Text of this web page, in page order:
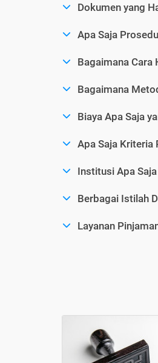
Dokumen yang
Apa Saja
Bagaimana Cara
Bagaimana
Biaya Apa Saja
Apa Saja Kriteria
Institusi Apa
Berbagai Istilah
Layanan